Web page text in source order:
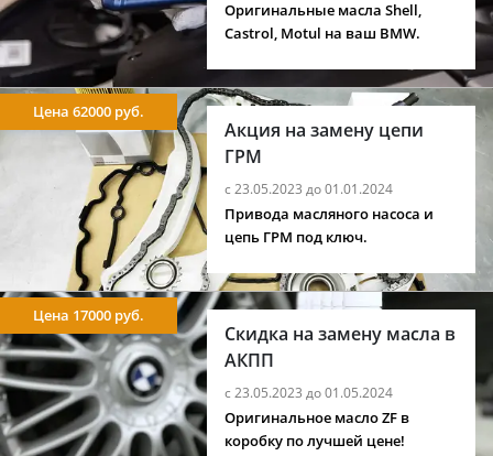
Оригинальные масла Shell,
Castrol, Motul на ваш BMW.
Акция на замену цепи
ГРМ
с 23.05.2023 до 01.01.2024
Цена 62000 руб.
Привода масляного насоса и
цепь ГРМ под ключ.
Скидка на замену масла в
АКПП
с 23.05.2023 до 01.05.2024
Цена 17000 руб.
Оригинальное масло ZF в
коробку по лучшей цене!